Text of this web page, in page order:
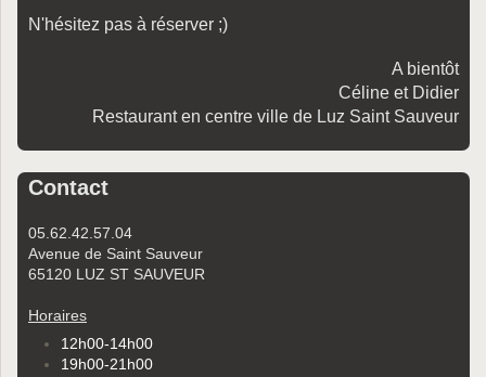
N'hésitez pas à réserver ;)
A bientôt
Céline et Didier
Restaurant en centre ville de Luz Saint Sauveur
Contact
05.62.42.57.04
Avenue de Saint Sauveur
65120 LUZ ST SAUVEUR
Horaires
12h00-14h00
19h00-21h00